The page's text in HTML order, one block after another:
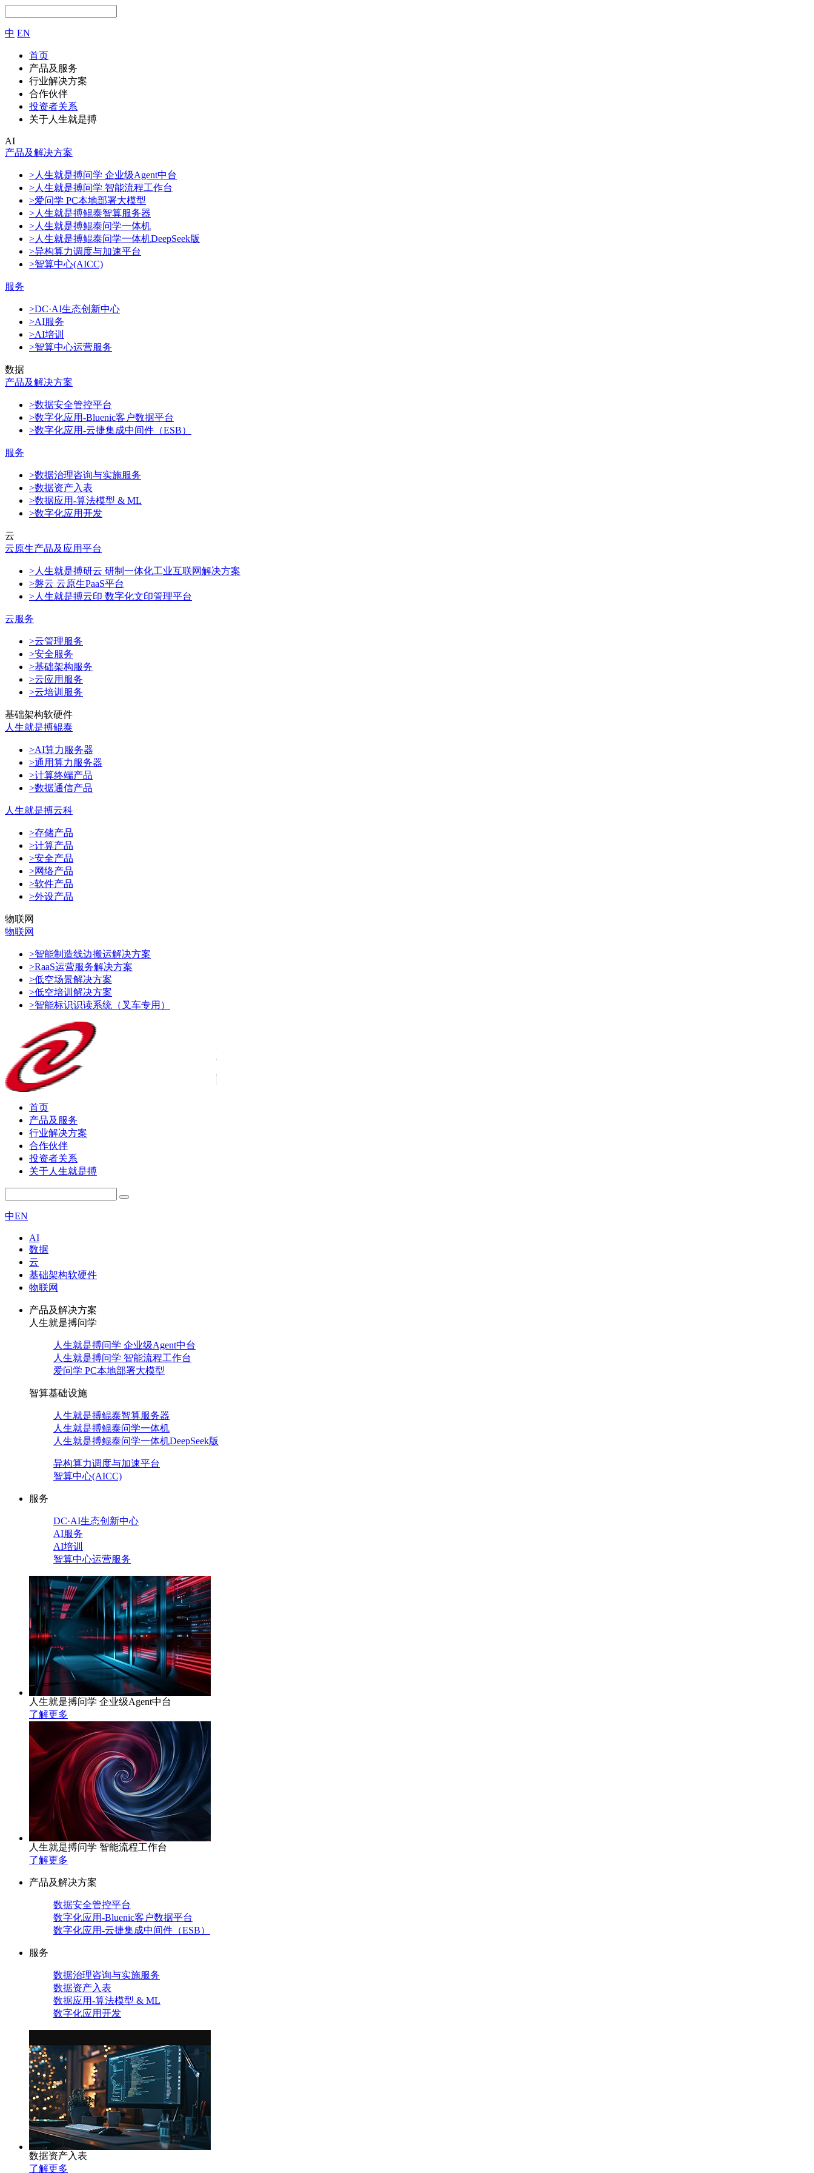
中 EN
首页
产品及服务
行业解决方案
合作伙伴
投资者关系
关于人生就是搏
AI
产品及解决方案
>人生就是搏问学 企业级Agent中台
>人生就是搏问学 智能流程工作台
>爱问学 PC本地部署大模型
>人生就是搏鲲泰智算服务器
>人生就是搏鲲泰问学一体机
>人生就是搏鲲泰问学一体机DeepSeek版
>异构算力调度与加速平台
>智算中心(AICC)
服务
>DC·AI生态创新中心
>AI服务
>AI培训
>智算中心运营服务
数据
产品及解决方案
>数据安全管控平台
>数字化应用-Bluenic客户数据平台
>数字化应用-云捷集成中间件（ESB）
服务
>数据治理咨询与实施服务
>数据资产入表
>数据应用-算法模型 & ML
>数字化应用开发
云
云原生产品及应用平台
>人生就是搏研云 研制一体化工业互联网解决方案
>磐云 云原生PaaS平台
>人生就是搏云印 数字化文印管理平台
云服务
>云管理服务
>安全服务
>基础架构服务
>云应用服务
>云培训服务
基础架构软硬件
人生就是搏鲲泰
>AI算力服务器
>通用算力服务器
>计算终端产品
>数据通信产品
人生就是搏云科
>存储产品
>计算产品
>安全产品
>网络产品
>软件产品
>外设产品
物联网
物联网
>智能制造线边搬运解决方案
>RaaS运营服务解决方案
>低空场景解决方案
>低空培训解决方案
>智能标识识读系统（叉车专用）
首页
产品及服务
行业解决方案
合作伙伴
投资者关系
关于人生就是搏
中EN
AI
数据
云
基础架构软硬件
物联网
产品及解决方案
人生就是搏问学
人生就是搏问学 企业级Agent中台
人生就是搏问学 智能流程工作台
爱问学 PC本地部署大模型
智算基础设施
人生就是搏鲲泰智算服务器
人生就是搏鲲泰问学一体机
人生就是搏鲲泰问学一体机DeepSeek版
异构算力调度与加速平台
智算中心(AICC)
服务
DC·AI生态创新中心
AI服务
AI培训
智算中心运营服务
人生就是搏问学 企业级Agent中台
了解更多
人生就是搏问学 智能流程工作台
了解更多
产品及解决方案
数据安全管控平台
数字化应用-Bluenic客户数据平台
数字化应用-云捷集成中间件（ESB）
服务
数据治理咨询与实施服务
数据资产入表
数据应用-算法模型 & ML
数字化应用开发
数据资产入表
了解更多